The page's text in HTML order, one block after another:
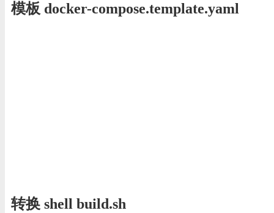
模板 docker-compose.template.yaml
转换 shell build.sh